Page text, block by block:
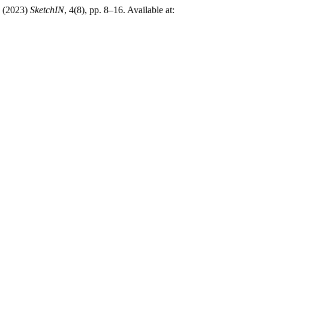
SketchIN, 4(8), pp. 8–16. Available at: